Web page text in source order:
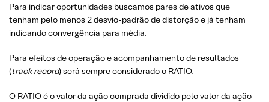
Para indicar oportunidades buscamos pares de ativos que
tenham pelo menos 2 desvio-padrão de distorção e já tenham
indicando convergência para média.
Para efeitos de operação e acompanhamento de resultados
(track record) será sempre considerado o RATIO.
O RATIO é o valor da ação comprada dividido pelo valor da ação